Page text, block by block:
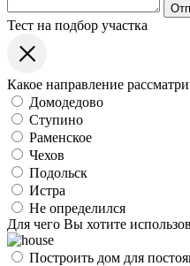
Тест на подбор участка
Какое направление
Домодедово
Ступино
Раменское
Чехов
Подольск
Истра
Не определился
Для чего Вы хотите
Построить дом для